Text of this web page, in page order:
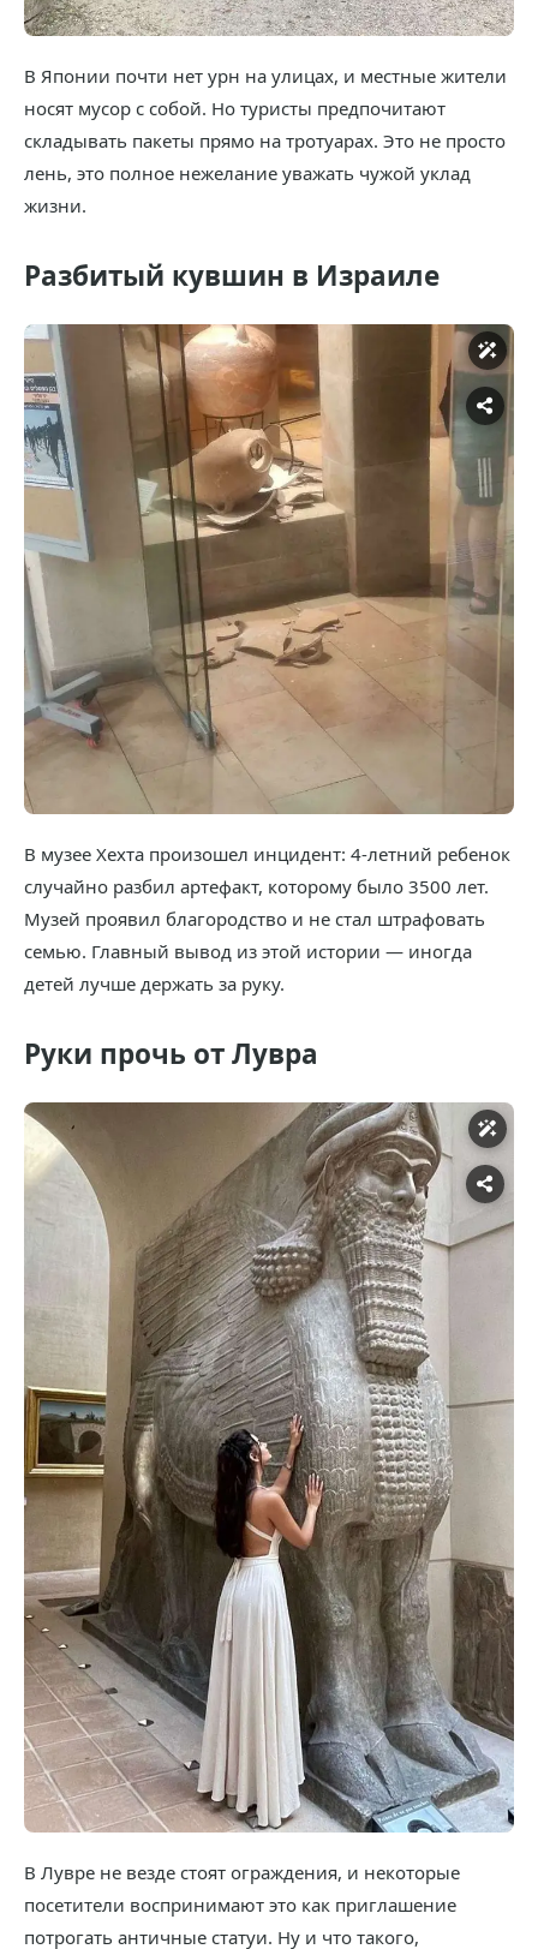
В Японии почти нет урн на улицах, и местные жители
носят мусор с собой. Но туристы предпочитают
складывать пакеты прямо на тротуарах. Это не просто
лень, это полное нежелание уважать чужой уклад
жизни.
Разбитый кувшин в Израиле
В музее Хехта произошел инцидент: 4-летний ребенок
случайно разбил артефакт, которому было 3500 лет.
Музей проявил благородство и не стал штрафовать
семью. Главный вывод из этой истории — иногда
детей лучше держать за руку.
Руки прочь от Лувра
В Лувре не везде стоят ограждения, и некоторые
посетители воспринимают это как приглашение
потрогать античные статуи. Ну и что такого,